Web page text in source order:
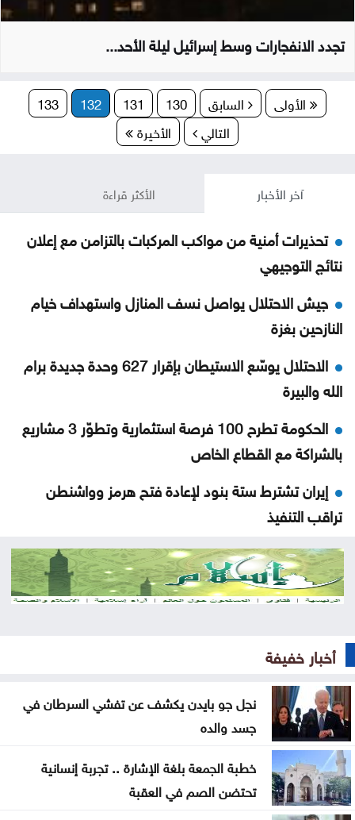
تجدد الانفجارات وسط إسرائيل ليلة الأحد...
الأولى السابق 130
131
132
133
التالي
الأخيرة
آخر الأخبار الأكثر قراءة
تحذيرات أمنية من مواكب المركبات بالتزامن مع إعلان
نتائج التوجيهي
جيش الاحتلال يواصل نسف المنازل واستهداف خيام
النازحين بغزة
الاحتلال يوسّع الاستيطان بإقرار 627 وحدة جديدة برام
الله والبيرة
الحكومة تطرح 100 فرصة استثمارية وتطوّر 3 مشاريع
بالشراكة مع القطاع الخاص
إيران تشترط ستة بنود لإعادة فتح هرمز وواشنطن
تراقب التنفيذ
تركيا ترجّح انضمام مصر لاتفاق الدفاع الثلاثي مع الرياض
وإسلام آباد
85% من الخدمات الحكومية جرى رقمنتها حتى منتصف
النواب يناقش الأحد قانون هيئة الاعتماد وشكاوى
البنزين
النقل البري تستكمل اليوم التشغيل التجريبي لخطوط
جديدة
أخبار خفيفة
نجل جو بايدن يكشف عن تفشي السرطان في
جسد والده
خطبة الجمعة بلغة الإشارة .. تجربة إنسانية
تحتضن الصم في العقبة